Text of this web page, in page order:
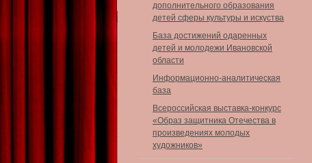
дополнительного образования
детей сферы культуры и искуства
База достижений одаренных
детей и молодежи Ивановской
области
Информационно-аналитическая
база
Всероссийская выставка-конкурс
«Образ защитника Отечества в
произведениях молодых
художников»